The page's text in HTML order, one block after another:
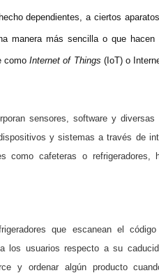
dependientes, a ciertos
manera más sencilla o que hacen
comoInternet of Things (IoT) o
sensores, software y diversas
y sistemas a través de
como cafeteras o refrigeradores,
que escanean el
los usuarios respecto a su
y ordenar algún producto